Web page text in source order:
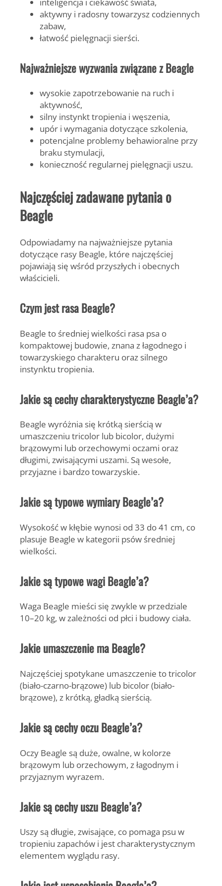
aktywny i radosny towarzysz codziennych
zabaw,
łatwość pielęgnacji sierści.
Najważniejsze wyzwania związane z Beagle
wysokie zapotrzebowanie na ruch i
aktywność,
silny instynkt tropienia i węszenia,
upór i wymagania dotyczące szkolenia,
potencjalne problemy behawioralne przy
braku stymulacji,
konieczność regularnej pielęgnacji uszu.
Najczęściej zadawane pytania o
Beagle
Odpowiadamy na najważniejsze pytania
dotyczące rasy Beagle, które najczęściej
pojawiają się wśród przyszłych i obecnych
właścicieli.
Czym jest rasa Beagle?
Beagle to średniej wielkości rasa psa o
kompaktowej budowie, znana z łagodnego i
towarzyskiego charakteru oraz silnego
instynktu tropienia.
Jakie są cechy charakterystyczne Beagle’a?
Beagle wyróżnia się krótką sierścią w
umaszczeniu tricolor lub bicolor, dużymi
brązowymi lub orzechowymi oczami oraz
długimi, zwisającymi uszami. Są wesołe,
przyjazne i bardzo towarzyskie.
Jakie są typowe wymiary Beagle’a?
Wysokość w kłębie wynosi od 33 do 41 cm, co
plasuje Beagle w kategorii psów średniej
wielkości.
Jakie są typowe wagi Beagle’a?
Waga Beagle mieści się zwykle w przedziale
10–20 kg, w zależności od płci i budowy ciała.
Jakie umaszczenie ma Beagle?
Najczęściej spotykane umaszczenie to tricolor
(biało-czarno-brązowe) lub bicolor (biało-
brązowe), z krótką, gładką sierścią.
Jakie są cechy oczu Beagle’a?
Oczy Beagle są duże, owalne, w kolorze
brązowym lub orzechowym, z łagodnym i
przyjaznym wyrazem.
Jakie są cechy uszu Beagle’a?
Uszy są długie, zwisające, co pomaga psu w
tropieniu zapachów i jest charakterystycznym
elementem wyglądu rasy.